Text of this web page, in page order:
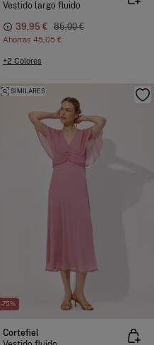
Vestido largo fluido
39,95 € 85,00 €
Ahorras 45,05 €
+2 Colores
-75%
SIMILARES
Cortefiel